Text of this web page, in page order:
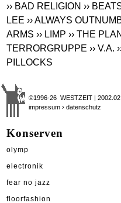
›› BAD RELIGION ››
LEE ›› ALWAYS
ARMS ›› LIMP ›› THE PLAN
TERRORGRUPPE ›› V.A.
PILLOCKS
©1996-26 WESTZEIT |
impressum › datenschutz
Konserven
olymp
electronik
fear no jazz
floorfashion